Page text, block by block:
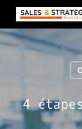
Skip
main
content
4